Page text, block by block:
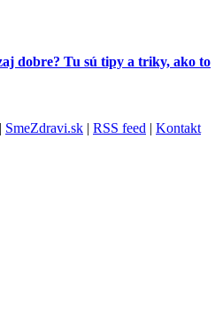
dobre? Tu sú tipy a triky, ako to
SmeZdravi.sk | RSS feed | Kontakt